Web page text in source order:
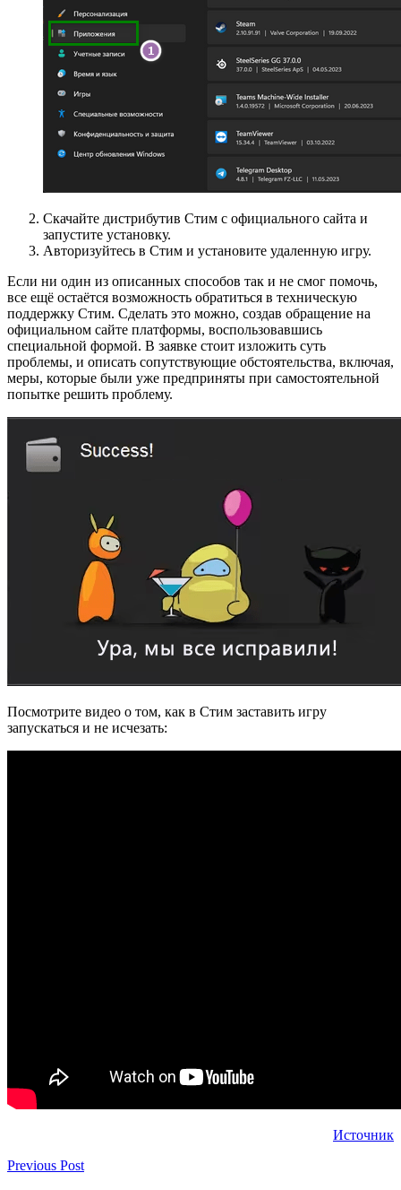
Скачайте дистрибутив Стим с официального сайта и
запустите установку.
Авторизуйтесь в Стим и установите удаленную игру.
Если ни один из описанных способов так и не смог помочь,
все ещё остаётся возможность обратиться в техническую
поддержку Стим. Сделать это можно, создав обращение на
официальном сайте платформы, воспользовавшись
специальной формой. В заявке стоит изложить суть
проблемы, и описать сопутствующие обстоятельства, включая,
меры, которые были уже предприняты при самостоятельной
попытке решить проблему.
Посмотрите видео о том, как в Стим заставить игру
запускаться и не исчезать:
Источник
Previous Post